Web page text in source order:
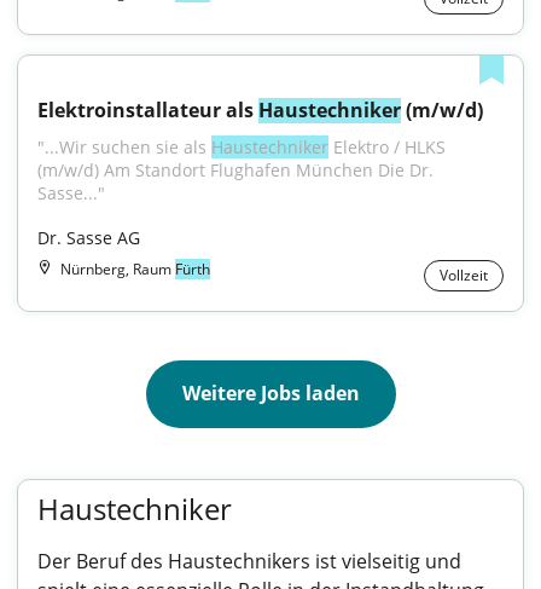
Elektroinstallateur als Haustechniker (m/w/d)
"...Wir suchen sie als Haustechniker Elektro / HLKS
(m/w/d) Am Standort Flughafen München Die Dr.
Sasse..."
Dr. Sasse AG
Nürnberg, Raum Fürth Vollzeit
Weitere Jobs laden
Haustechniker
Der Beruf des Haustechnikers ist vielseitig und